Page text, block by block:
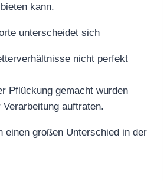
kann.
unterscheidet sich
nicht perfekt
Pflückung gemacht wurden
Verarbeitung auftraten.
einen großen Unterschied in der